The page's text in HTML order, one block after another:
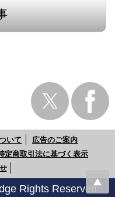
いて
広告のご案内
定商取引法に基づく表示
Rights Reserved